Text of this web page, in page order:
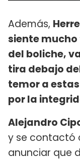
Además,
siente mucho
del boliche,
tira debajo
temor a
por la
Alejandro
y se contactó
anunciar que